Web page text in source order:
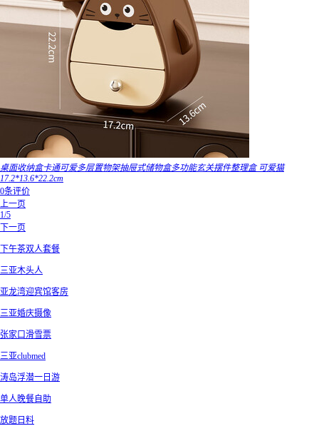
桌面收纳盒卡通可爱多层置物架抽屉式储物盒多功能玄关摆件整理盒 可爱猫
17.2*13.6*22.2cm
0条评价
上一页
1/5
下一页
下午茶双人套餐
三亚木头人
亚龙湾迎宾馆客房
三亚婚庆摄像
张家口滑雪票
三亚clubmed
涛岛浮潜一日游
单人晚餐自助
放题日料